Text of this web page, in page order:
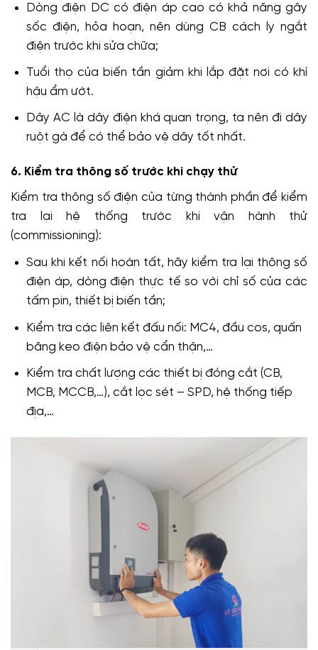
Dòng điện DC có điện áp cao có khả năng gây
sốc điện, hỏa hoạn, nên dùng CB cách ly ngắt
điện trước khi sửa chữa;
Tuổi thọ của biến tần giảm khi lắp đặt nơi có khí
hậu ẩm ướt.
Dây AC là dây điện khá quan trọng, ta nên đi dây
ruột gà để có thể bảo vệ dây tốt nhất.
6. Kiểm tra thông số trước khi chạy thử
Kiểm tra thông số điện của từng thành phần để kiểm
tra lại hệ thống trước khi vận hành thử
(commissioning):
Sau khi kết nối hoàn tất, hãy kiểm tra lại thông số
điện áp, dòng điện thực tế so với chỉ số của các
tấm pin, thiết bị biến tần;
Kiểm tra các liên kết đấu nối: MC4, đầu cos, quấn
băng keo điện bảo vệ cẩn thận,…
Kiểm tra chất lượng các thiết bị đóng cắt (CB,
MCB, MCCB,…), cắt lọc sét – SPD, hệ thống tiếp
địa,…